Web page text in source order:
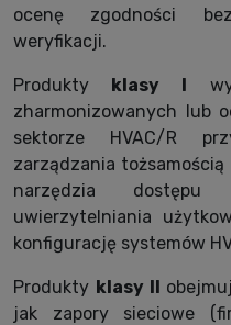
ocenę zgodności
weryfikacji.
Produkty klasy I
zharmonizowanych lub
sektorze HVAC/R
zarządzania
narzędzia
uwierzytelniania
konfigurację systemów
Produkty klasy II
jak zapory sieciowe